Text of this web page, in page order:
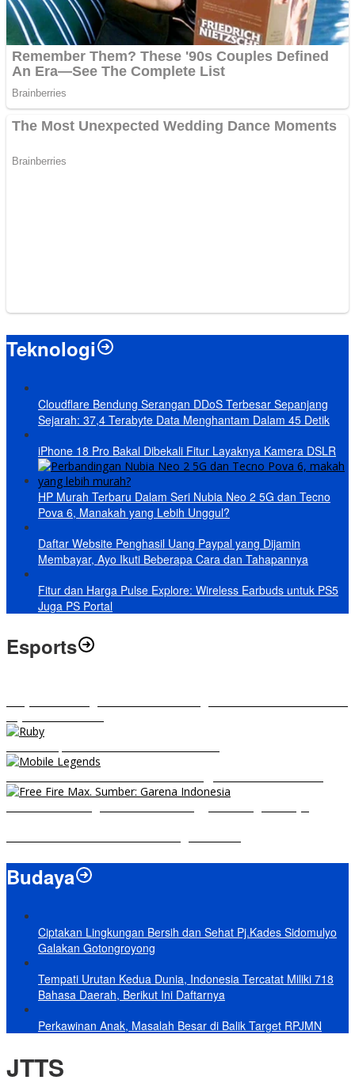
Teknologi
Cloudflare Bendung Serangan DDoS Terbesar Sepanjang
Sejarah: 37,4 Terabyte Data Menghantam Dalam 45 Detik
iPhone 18 Pro Bakal Dibekali Fitur Layaknya Kamera DSLR
HP Murah Terbaru Dalam Seri Nubia Neo 2 5G dan Tecno
Pova 6, Manakah yang Lebih Unggul?
Daftar Website Penghasil Uang Paypal yang Dijamin
Membayar, Ayo Ikuti Beberapa Cara dan Tahapannya
Fitur dan Harga Pulse Explore: Wireless Earbuds untuk PS5
Juga PS Portal
Esports
Budaya
Ciptakan Lingkungan Bersih dan Sehat Pj.Kades Sidomulyo
Galakan Gotongroyong
Tempati Urutan Kedua Dunia, Indonesia Tercatat Miliki 718
Bahasa Daerah, Berikut Ini Daftarnya
Perkawinan Anak, Masalah Besar di Balik Target RPJMN
JTTS